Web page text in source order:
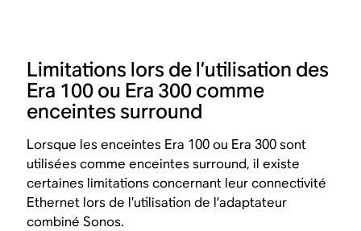
Limitations lors de l’utilisation des
Era 100 ou Era 300 comme
enceintes surround
Lorsque les enceintes Era 100 ou Era 300 sont
utilisées comme enceintes surround, il existe
certaines limitations concernant leur connectivité
Ethernet lors de l’utilisation de l’adaptateur
combiné Sonos.